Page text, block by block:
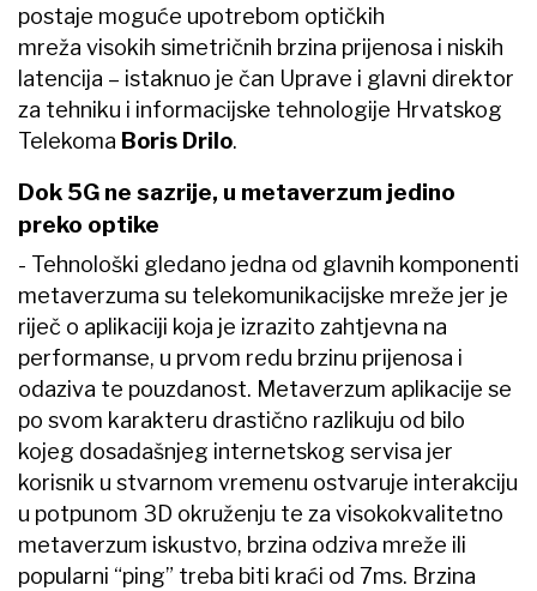
postaje moguće upotrebom optičkih
mreža visokih simetričnih brzina prijenosa i niskih
latencija – istaknuo je čan Uprave i glavni direktor
za tehniku i informacijske tehnologije Hrvatskog
Telekoma Boris Drilo.
Dok 5G ne sazrije, u metaverzum jedino
preko optike
- Tehnološki gledano jedna od glavnih komponenti
metaverzuma su telekomunikacijske mreže jer je
riječ o aplikaciji koja je izrazito zahtjevna na
performanse, u prvom redu brzinu prijenosa i
odaziva te pouzdanost. Metaverzum aplikacije se
po svom karakteru drastično razlikuju od bilo
kojeg dosadašnjeg internetskog servisa jer
korisnik u stvarnom vremenu ostvaruje interakciju
u potpunom 3D okruženju te za visokokvalitetno
metaverzum iskustvo, brzina odziva mreže ili
popularni “ping” treba biti kraći od 7ms. Brzina